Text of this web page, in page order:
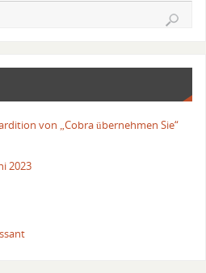
von „Cobra übernehmen Sie“
2023